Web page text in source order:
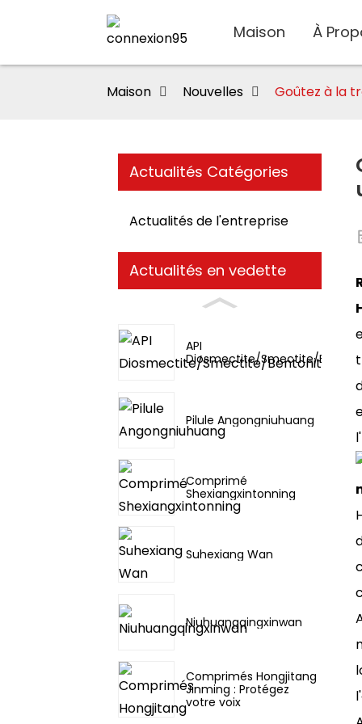
Maison À
Maison Nouvelles Goûtez à la
Actualités Catégories
Actualités de l'entreprise
Actualités en vedette
API
Diosmectite/Smectite/
Pilule Angongniuhuang
Comprimé
Shexiangxintonning
Suhexiang Wan
Niuhuangqingxinwan
Comprimés Hongjitang
Jinming : Protégez
votre voix